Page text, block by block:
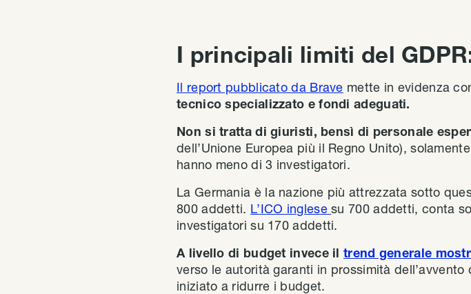
I principali limiti del
Il report pubblicato da Brave mette in evidenza
tecnico specializzato e fondi adeguati.
Non si tratta di giuristi, bensì di personale
dell’Unione Europea più il Regno Unito),
hanno meno di 3 investigatori.
La Germania è la nazione più attrezzata sotto
800 addetti. L’ICO inglesesu 700 addetti, conta
investigatori su 170 addetti.
A livello di budget invece iltrend generale
verso le autorità garanti in prossimità
iniziato a ridurre i budget.